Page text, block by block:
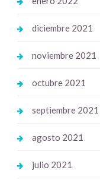
diciembre 2021
noviembre 2021
octubre 2021
septiembre 2021
agosto 2021
julio 2021